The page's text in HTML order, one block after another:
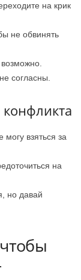
на крик
не обвинять
возможно.
согласны.
взяться за
на
но давай